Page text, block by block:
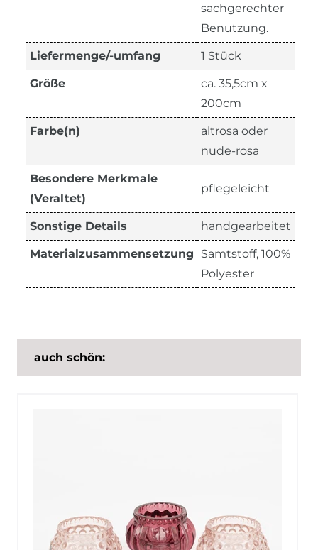
sachgerechter
Benutzung.
Liefermenge/-umfang 1 Stück
Größe
ca. 35,5cm x
200cm
Farbe(n)
altrosa oder
nude-rosa
Besondere Merkmale
(Veraltet)
pflegeleicht
Sonstige Details handgearbeitet
Materialzusammensetzung
Samtstoff, 100%
Polyester
auch schön: